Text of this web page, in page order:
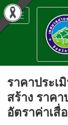
Toggle
navigation
ราคาประเ
สร้าง ราค
อัตราค่าเสื่